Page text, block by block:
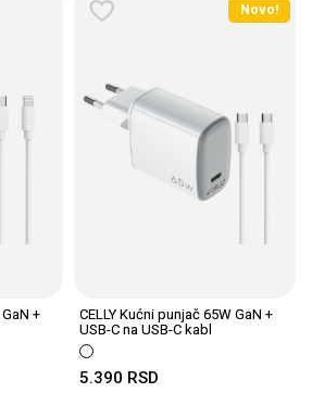
+
Novo!
CELLY Kućni punjač 65W GaN +
USB-C na USB-C kabl
5.390 RSD